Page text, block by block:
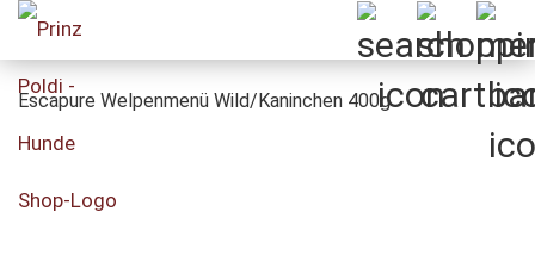
Escapure Welpenmenü Wild/Kaninchen 400g